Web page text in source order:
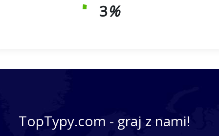
3%
TopTypy.com - graj z nami!